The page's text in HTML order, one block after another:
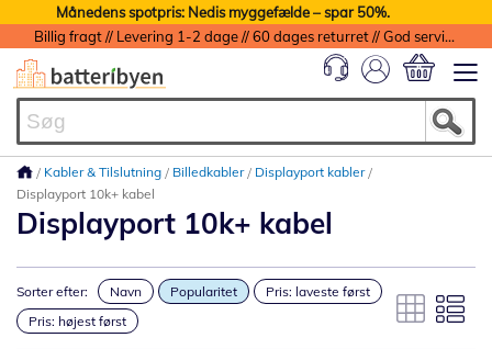
Månedens spotpris: Nedis myggefælde – spar 50%.
Billig fragt // Levering 1-2 dage // 60 dages returret // God service med garanti
Kabler & Tilslutning Billedkabler
Displayport kabler
Displayport 10k+ kabel
Displayport 10k+ kabel
Sorter efter: Navn Popularitet
Pris: laveste først
Pris: højest først